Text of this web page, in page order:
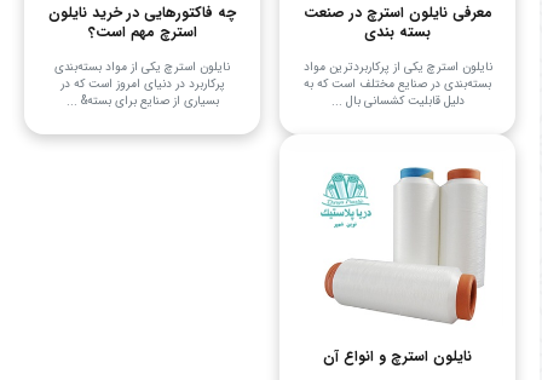
معرفی نایلون استرچ در صنعت
بسته بندی
نایلون استرچ یکی از پرکاربردترین مواد
بسته‌بندی در صنایع مختلف است که به
دلیل قابلیت کشسانی بال ...
چه فاکتورهایی در خرید نایلون
استرچ مهم است؟
نایلون استرچ یکی از مواد بسته‌بندی
پرکاربرد در دنیای امروز است که در
بسیاری از صنایع برای بسته& ...
نایلون استرچ و انواع آن